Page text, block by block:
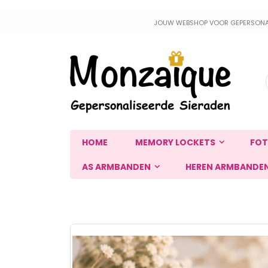
inhoud
JOUW WEBSHOP VOOR
HOME MEMORY LOCKETS
AS ARMBANDEN HEREN
Ga
naar
het
einde